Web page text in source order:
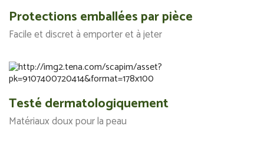
Protections emballées par pièce
Facile et discret à emporter et à jeter
Testé dermatologiquement
Matériaux doux pour la peau